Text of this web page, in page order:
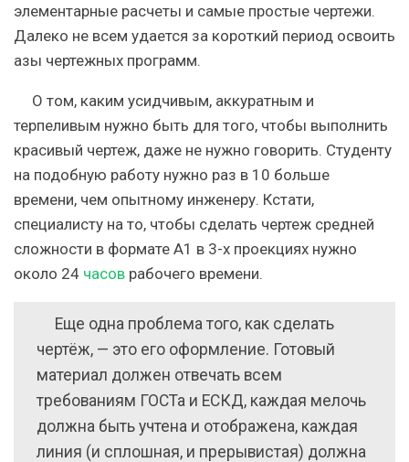
элементарные расчеты и самые простые чертежи.
Далеко не всем удается за короткий период освоить
азы чертежных программ.
О том, каким усидчивым, аккуратным и
терпеливым нужно быть для того, чтобы выполнить
красивый чертеж, даже не нужно говорить. Студенту
на подобную работу нужно раз в 10 больше
времени, чем опытному инженеру. Кстати,
специалисту на то, чтобы сделать чертеж средней
сложности в формате А1 в 3-х проекциях нужно
около 24 часов рабочего времени.
Еще одна проблема того, как сделать
чертёж, — это его оформление. Готовый
материал должен отвечать всем
требованиям ГОСТа и ЕСКД, каждая мелочь
должна быть учтена и отображена, каждая
линия (и сплошная, и прерывистая) должна